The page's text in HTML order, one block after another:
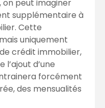
on peut imaginer
supplémentaire à
Cette
uniquement
crédit immobilier,
d’une
forcément
des mensualités